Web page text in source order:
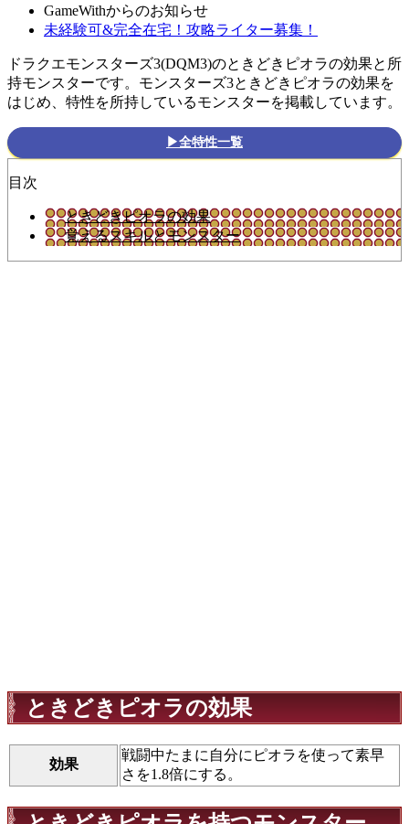
GameWithからのお知らせ
未経験可&完全在宅！攻略ライター募集！
ドラクエモンスターズ3(DQM3)のときどきピオラの効果と所
持モンスターです。モンスターズ3ときどきピオラの効果を
はじめ、特性を所持しているモンスターを掲載しています。
▶全特性一覧
目次
ときどきピオラの効果
覚えるスキルとモンスター
ときどきピオラの効果
効果
戦闘中たまに自分にピオラを使って素早
さを1.8倍にする。